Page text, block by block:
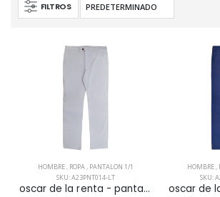
FILTROS
HOMBRE, ROPA, PANTALON 1/1
SKU: A23PNT014-LT
oscar de la renta - pantalon 1/1 vestir para hombre
HOMBRE,
SKU: